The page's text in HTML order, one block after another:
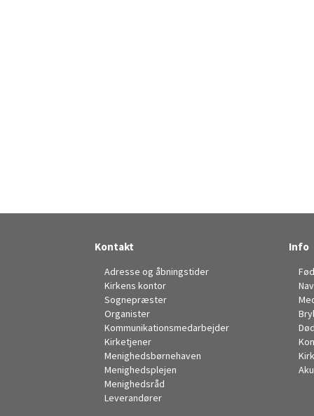
Kontakt
Adresse og åbningstider
Kirkens kontor
Sognepræster
Organister
Kommunikationsmedarbejder
Kirketjener
Menighedsbørnehaven
Menighedsplejen
Menighedsråd
Leverandører
Info